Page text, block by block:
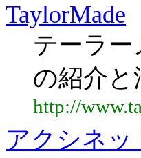
TaylorMade
テーラ
の紹介と
http://
アクシネ